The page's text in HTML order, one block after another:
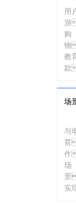
用
购
教
满
场
与
育
作
场
实